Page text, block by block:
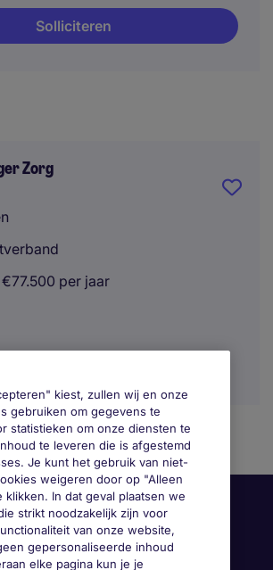
Solliciteren
Zorg
per jaar
kiest, zullen wij en onze
gebruiken om gegevens te
statistieken om onze diensten te
te leveren die is afgestemd
Je kunt het gebruik van niet-
weigeren door op "Alleen
klikken. In dat geval plaatsen we
strikt noodzakelijk zijn voor
van onze website,
gepersonaliseerde inhoud
elke pagina kun je je